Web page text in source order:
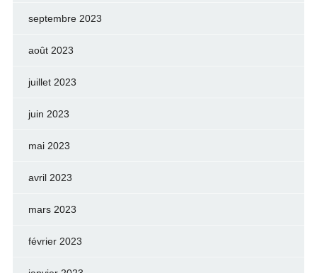
septembre 2023
août 2023
juillet 2023
juin 2023
mai 2023
avril 2023
mars 2023
février 2023